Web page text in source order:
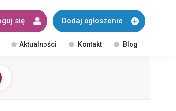
się Dodaj ogłoszenie
Aktualności Kontakt Blog